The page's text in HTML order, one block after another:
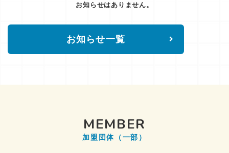
お知らせはありません。
お知らせ一覧
MEMBER
加盟団体（一部）